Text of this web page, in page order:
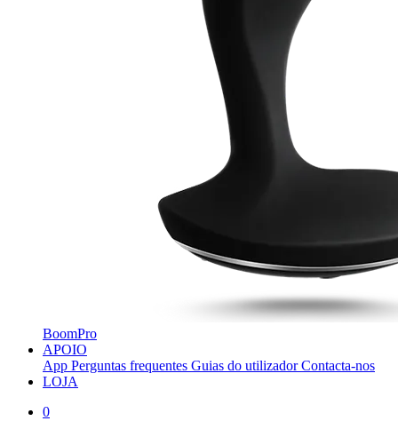
BoomPro
APOIO
App Perguntas frequentes Guias do utilizador Contacta-nos
LOJA
0